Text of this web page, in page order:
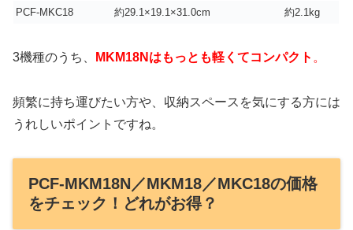
PCF-MKC18
約29.1×19.1×31.0cm 約2.1kg
3機種のうち、 MKM18Nはもっとも軽くてコンパクト 。
頻繁に持ち運びたい方や、収納スペースを気にする方には
うれしいポイントですね。
PCF-MKM18N／MKM18／MKC18の価格
をチェック！どれがお得？